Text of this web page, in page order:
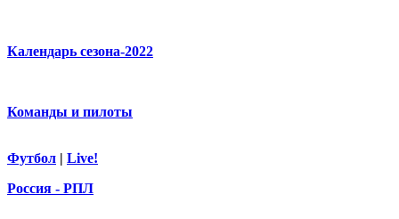
Календарь сезона-2022
Команды и пилоты
Футбол | Live!
Россия - РПЛ